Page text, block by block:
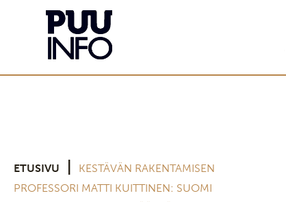
ETUSIVU
KESTÄVÄN RAKENTAMISEN
PROFESSORI MATTI KUITTINEN: SUOMI